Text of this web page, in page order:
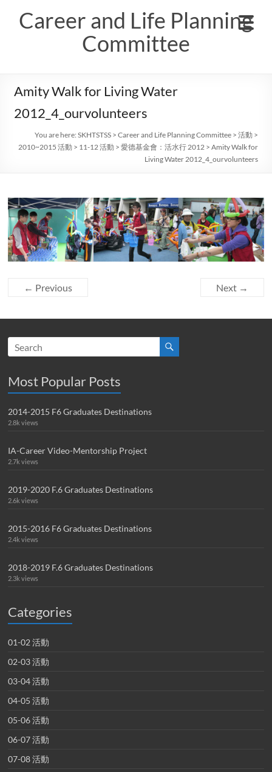
contentCareer and Life Planning
Committee
Amity Walk for Living Water
2012_4_ourvolunteers
You are here:SKHTSTSS >Career and Life Planning Committee >活動 >
2010~2015 活動 > 11-12 活動 >愛德基金會：活水行 2012 >Amity Walk for
Living Water 2012_4_ourvolunteers
← Previous Next →
Most Popular Posts
2014-2015 F6 Graduates Destinations
2.8k views
IA-Career Video-Mentorship Project
2.7k views
2019-2020 F.6 Graduates Destinations
2.6k views
2015-2016 F6 Graduates Destinations
2.4k views
2018-2019 F.6 Graduates Destinations
2.3k views
Categories
01-02 活動
02-03 活動
03-04 活動
04-05 活動
05-06 活動
06-07 活動
07-08 活動